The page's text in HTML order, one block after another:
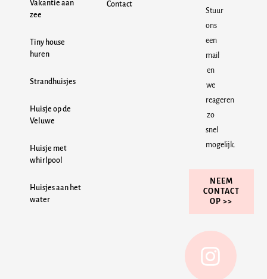
Vakantie aan
zee
Tiny house
huren
Strandhuisjes
Huisje op de
Veluwe
Huisje met
whirlpool
Huisjes aan het
water
Contact
Stuur
ons
een
mail
en
we
reageren
zo
snel
mogelijk.
NEEM
CONTACT
OP >>